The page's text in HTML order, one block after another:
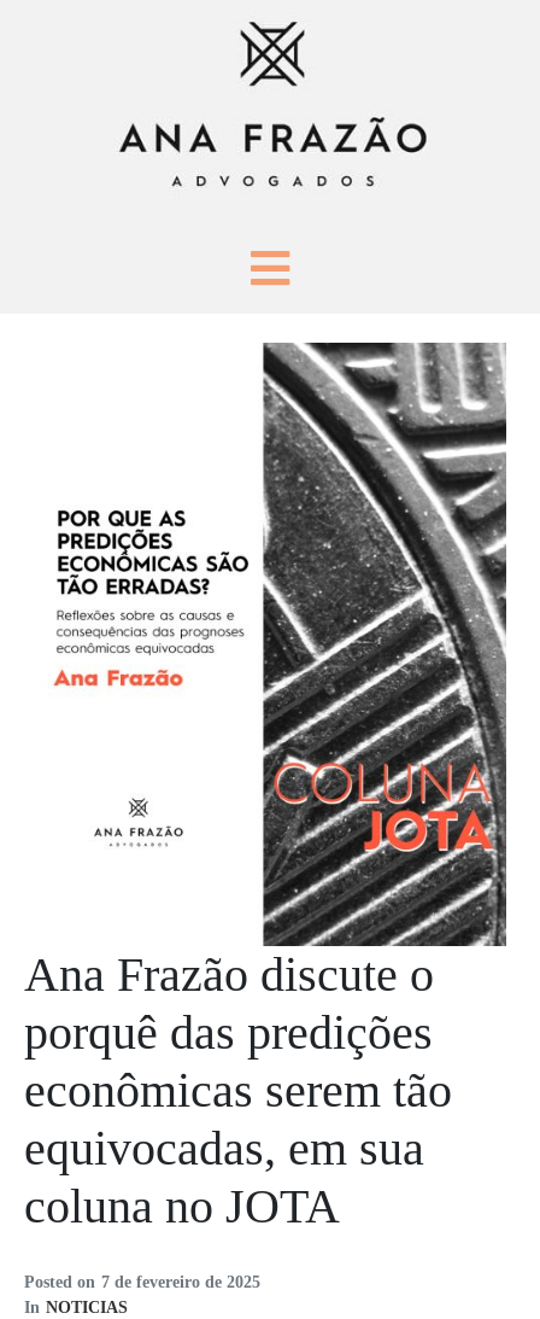
Posted on 7 de fevereiro de 2025
In NOTICIAS
Ana Frazão discute o
porquê das predições
econômicas serem tão
equivocadas, em sua
coluna no JOTA